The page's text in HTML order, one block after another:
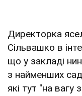
Директорка
Сільвашко в
що у закладі
з найменших
які тут "на вагу